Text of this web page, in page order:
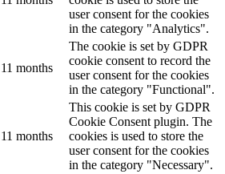
user consent for the cookies
in the category "Analytics".
11 months
The cookie is set by GDPR
cookie consent to record the
user consent for the cookies
in the category "Functional".
11 months
This cookie is set by GDPR
Cookie Consent plugin. The
cookies is used to store the
user consent for the cookies
in the category "Necessary".